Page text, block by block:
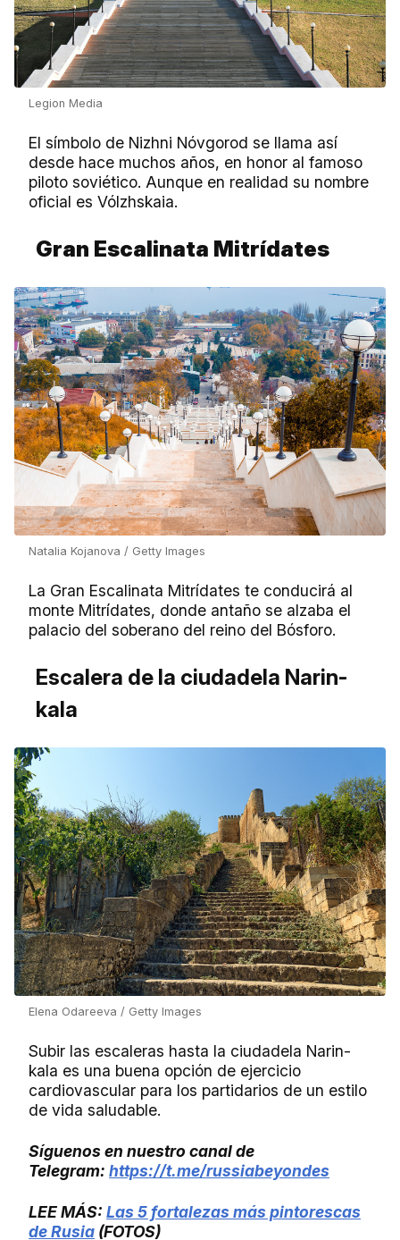
Legion Media
El símbolo de Nizhni Nóvgorod se llama así
desde hace muchos años, en honor al famoso
piloto soviético. Aunque en realidad su nombre
oficial es Vólzhskaia.
Gran Escalinata Mitrídates
Natalia Kojanova / Getty Images
La Gran Escalinata Mitrídates te conducirá al
monte Mitrídates, donde antaño se alzaba el
palacio del soberano del reino del Bósforo.
Escalera de la ciudadela Narin-
kala
Elena Odareeva / Getty Images
Subir las escaleras hasta la ciudadela Narin-
kala es una buena opción de ejercicio
cardiovascular para los partidarios de un estilo
de vida saludable.
Síguenos en nuestro canal de
Telegram: https://t.me/russiabeyondes
LEE MÁS: Las 5 fortalezas más pintorescas
de Rusia (FOTOS)